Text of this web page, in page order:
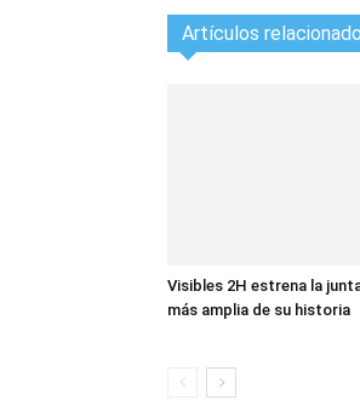
Artículos
Visibles 2H estrena la
más amplia de su historia